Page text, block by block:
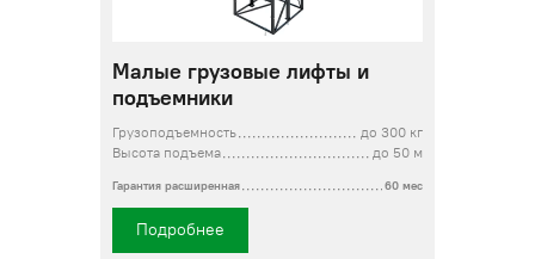
Малые грузовые лифты и
подъемники
Грузоподъемность
до 300 кг
Высота подъема
до 50 м
Гарантия расширенная 60 мес
Подробнее